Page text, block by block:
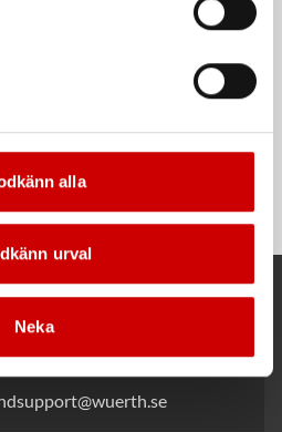
alla
urval
Neka
Cyanoakrylatlim för limning av
metall-, plast- och gummidetaljer.
019 - 35 10 30